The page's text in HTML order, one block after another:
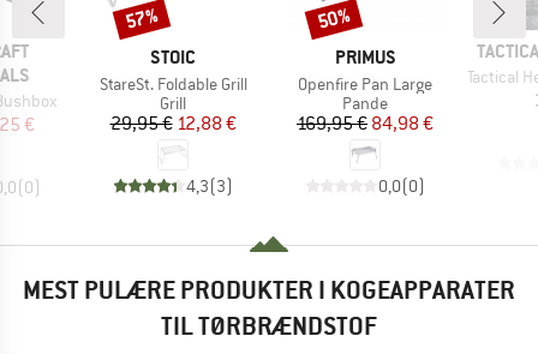
pris
€
(0)
MÆRKE
STOIC
Artikel
StareSt. Foldable Grill
Produktgruppe
Grill
Pris
29,95 €Nedsat pris
12,88 €
4,3(3)
Rabat
57%
MÆRKE
PRIMUS
Artikel
Openfire Pan Large
Produktgruppe
Pande
Pris
169,95 €Nedsat pris
84,98 €
0,0(0)
Rabat
50%
MÆRKE
Artikel
Tactical
MEST PULÆRE PRODUKTER I KOGEAPPARATER
TIL TØRBRÆNDSTOF